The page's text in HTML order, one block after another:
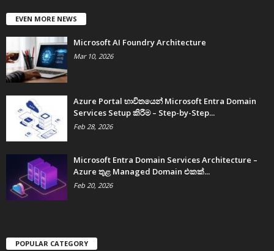
EVEN MORE NEWS
Microsoft AI Foundry Architecture
Mar 10, 2026
Azure Portal භාවිතයෙන් Microsoft Entra Domain
Services Setup කිරීම – Step-by-Step...
Feb 28, 2026
Microsoft Entra Domain Services Architecture –
Azure තුළ Managed Domain එකක්...
Feb 20, 2026
POPULAR CATEGORY